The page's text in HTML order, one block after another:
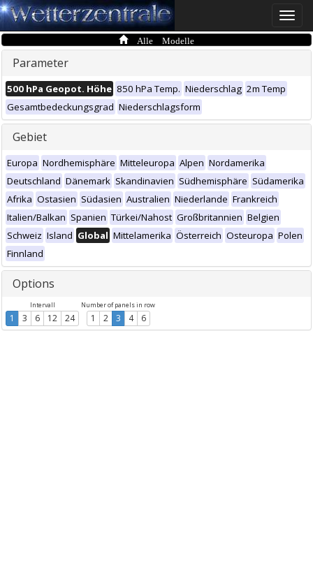
Toggle
Alle Modelle
Parameter
500 hPa Geopot. Höhe 850 hPa Temp. Niederschlag 2m Temp
Gesamtbedeckungsgrad Niederschlagsform
Gebiet
Europa Nordhemisphäre Mitteleuropa Alpen Nordamerika
Deutschland Dänemark Skandinavien Südhemisphäre Südamerika
Afrika Ostasien Südasien Australien Niederlande Frankreich
Italien/Balkan Spanien Türkei/Nahost Großbritannien Belgien
Schweiz Island Global Mittelamerika Österreich Osteuropa Polen
Finnland
Options
Intervall
1 3 6 12 24
Number of panels in row
1 2 3 4 6